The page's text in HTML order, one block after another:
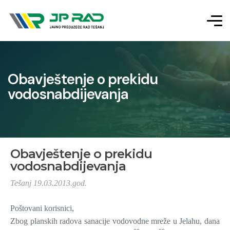
Obavještenje o prekidu
vodosnabdijevanja
Obavještenje o prekidu
vodosnabdijevanja
Tešanj 19.03.2013.god.
Poštovani korisnici,
Zbog planskih radova sanacije vodovodne mreže u Jelahu, dana